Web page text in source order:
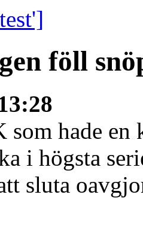
föll
som hade
i högsta
sluta